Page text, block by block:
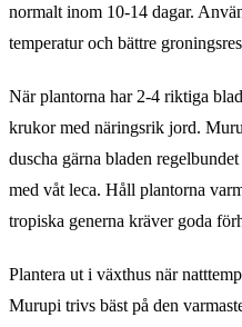
normalt inom 10-14 dagar.
temperatur och bättre
När plantorna har 2-4 riktiga
krukor med näringsrik jord.
duscha gärna bladen
med våt leca. Håll plantorna
tropiska generna kräver goda
Plantera ut i växthus när
Murupi trivs bäst på den